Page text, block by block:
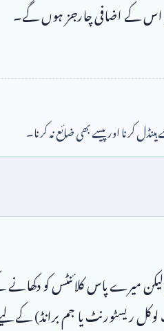
کرنا اور پیسے بھی ضائع نہ کرنا۔